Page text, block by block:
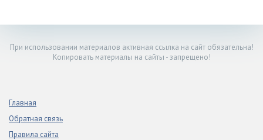
При использовании материалов активная ссылка на сайт обязательна!
Копировать материалы на сайты - запрещено!
Главная
Обратная связь
Правила сайта